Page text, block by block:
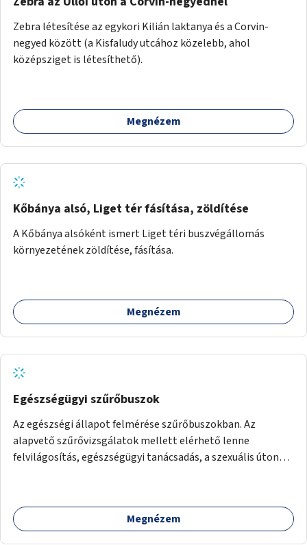
Zebra létesítése az egykori Kilián laktanya és a Corvin-
negyed között (a Kisfaludy utcához közelebb, ahol
középsziget is létesíthető).
Megnézem
Kőbánya alsó, Liget tér fásítása, zöldítése
A Kőbánya alsóként ismert Liget téri buszvégállomás
környezetének zöldítése, fásítása.
Megnézem
Egészségügyi szűrőbuszok
Az egészségi állapot felmérése szűrőbuszokban. Az
alapvető szűrővizsgálatok mellett elérhető lenne
felvilágosítás, egészségügyi tanácsadás, a szexuális úton
Megnézem